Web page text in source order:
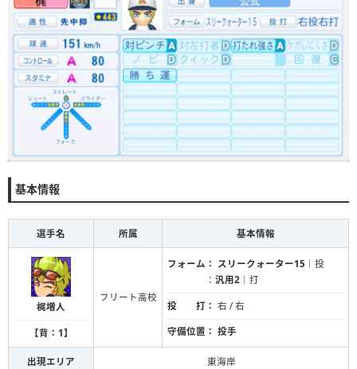
基本情報
選手名 所属 基本情報
梶増人
【背：1】
フリート高校
フォーム： スリークォーター15 ｜投
： 汎用2 ｜打
投 打： 右 / 右
守備位置： 投手
出現エリア 東海岸